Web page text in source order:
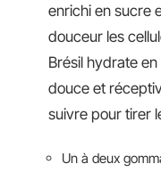
enrichi en sucre
douceur les
Brésil hydrate
douce et
suivre pour tirer
Un à deux